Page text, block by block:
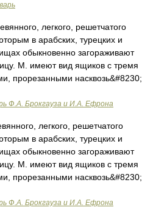
легкого, решетчатого
в арабских, турецких и
обыкновенно загораживают
М. имеют вид ящиков с тремя
прорезанными насквозь&#8230;
Ф.А. Брокгауза и И.А. Ефрона
легкого, решетчатого
в арабских, турецких и
обыкновенно загораживают
М. имеют вид ящиков с тремя
прорезанными насквозь&#8230;
Ф.А. Брокгауза и И.А. Ефрона